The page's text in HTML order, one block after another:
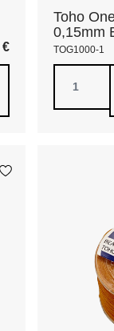
€
Toho
0,15mm
TOG1000-1